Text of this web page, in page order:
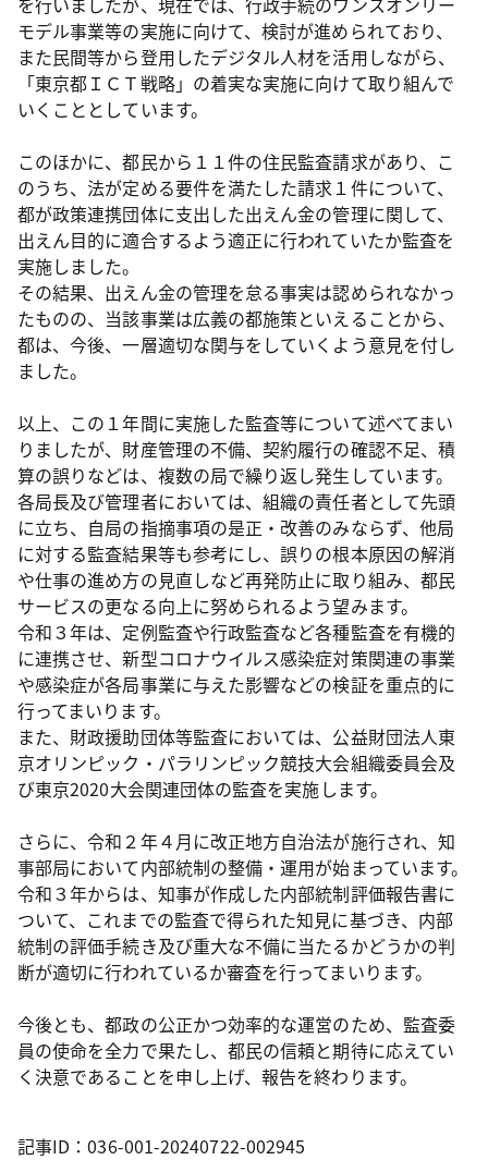
モデル事業等の実施に向けて、検討が進められており、
また民間等から登用したデジタル人材を活用しながら、
「東京都ＩＣＴ戦略」の着実な実施に向けて取り組んで
いくこととしています。
このほかに、都民から１１件の住民監査請求があり、こ
のうち、法が定める要件を満たした請求１件について、
都が政策連携団体に支出した出えん金の管理に関して、
出えん目的に適合するよう適正に行われていたか監査を
実施しました。
その結果、出えん金の管理を怠る事実は認められなかっ
たものの、当該事業は広義の都施策といえることから、
都は、今後、一層適切な関与をしていくよう意見を付し
ました。
以上、この１年間に実施した監査等について述べてまい
りましたが、財産管理の不備、契約履行の確認不足、積
算の誤りなどは、複数の局で繰り返し発生しています。
各局長及び管理者においては、組織の責任者として先頭
に立ち、自局の指摘事項の是正・改善のみならず、他局
に対する監査結果等も参考にし、誤りの根本原因の解消
や仕事の進め方の見直しなど再発防止に取り組み、都民
サービスの更なる向上に努められるよう望みます。
令和３年は、定例監査や行政監査など各種監査を有機的
に連携させ、新型コロナウイルス感染症対策関連の事業
や感染症が各局事業に与えた影響などの検証を重点的に
行ってまいります。
また、財政援助団体等監査においては、公益財団法人東
京オリンピック・パラリンピック競技大会組織委員会及
び東京2020大会関連団体の監査を実施します。
さらに、令和２年４月に改正地方自治法が施行され、知
事部局において内部統制の整備・運用が始まっています。
令和３年からは、知事が作成した内部統制評価報告書に
ついて、これまでの監査で得られた知見に基づき、内部
統制の評価手続き及び重大な不備に当たるかどうかの判
断が適切に行われているか審査を行ってまいります。
今後とも、都政の公正かつ効率的な運営のため、監査委
員の使命を全力で果たし、都民の信頼と期待に応えてい
く決意であることを申し上げ、報告を終わります。
記事ID：036-001-20240722-002945